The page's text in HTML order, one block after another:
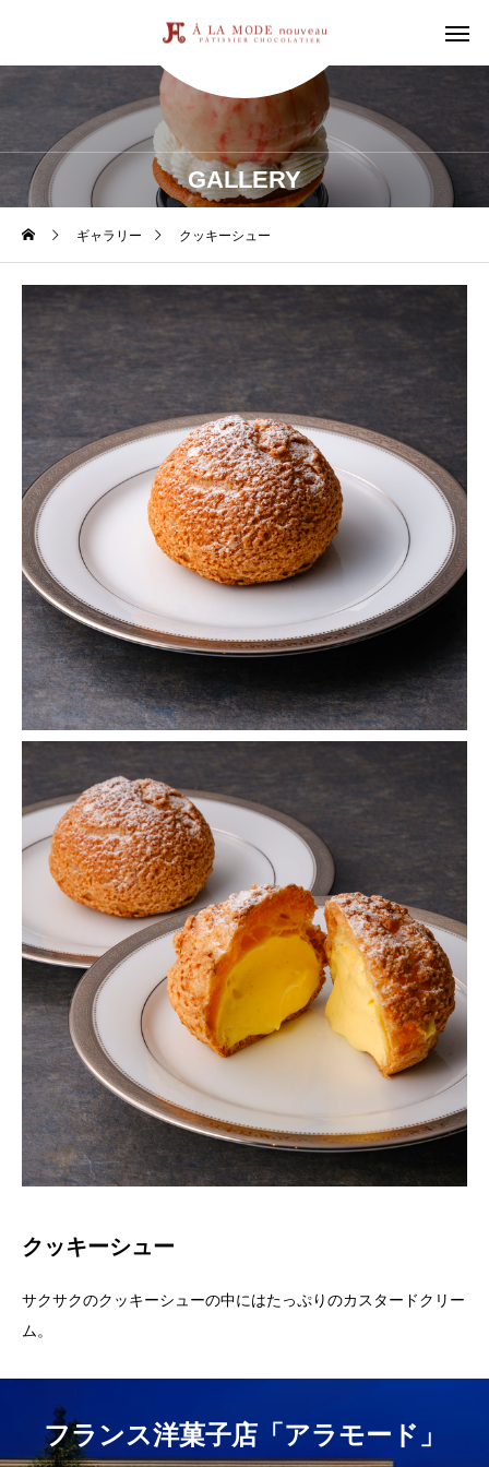
GALLERY
ギャラリー クッキーシュー
クッキーシュー
サクサクのクッキーシューの中にはたっぷりのカスタードクリー
ム。
フランス洋菓子店「アラモード」